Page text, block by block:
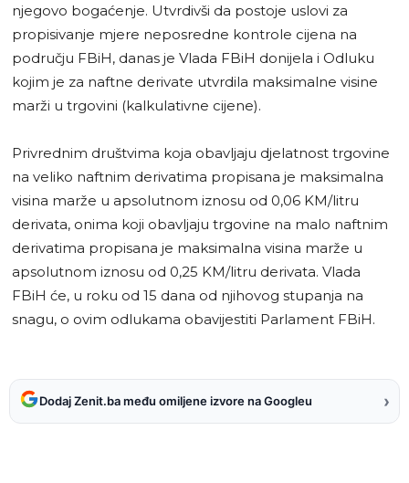
njegovo bogaćenje. Utvrdivši da postoje uslovi za
propisivanje mjere neposredne kontrole cijena na
području FBiH, danas je Vlada FBiH donijela i Odluku
kojim je za naftne derivate utvrdila maksimalne visine
marži u trgovini (kalkulativne cijene).
Privrednim društvima koja obavljaju djelatnost trgovine
na veliko naftnim derivatima propisana je maksimalna
visina marže u apsolutnom iznosu od 0,06 KM/litru
derivata, onima koji obavljaju trgovine na malo naftnim
derivatima propisana je maksimalna visina marže u
apsolutnom iznosu od 0,25 KM/litru derivata. Vlada
FBiH će, u roku od 15 dana od njihovog stupanja na
snagu, o ovim odlukama obavijestiti Parlament FBiH.
Dodaj Zenit.ba među omiljene izvore na Googleu ›